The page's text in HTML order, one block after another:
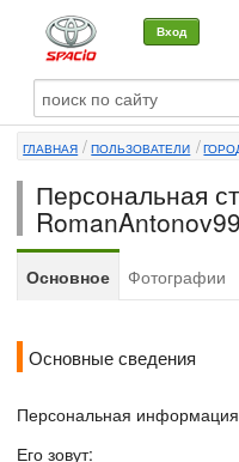
Вход
О машине
Автоклуб
Форумы
Сервисы и услуги
ГЛАВНАЯ ПОЛЬЗОВАТЕЛИ
Персональная
RomanAntonov99
Основное Фотографии
Основные сведения
Персональная информация
Его зовут: